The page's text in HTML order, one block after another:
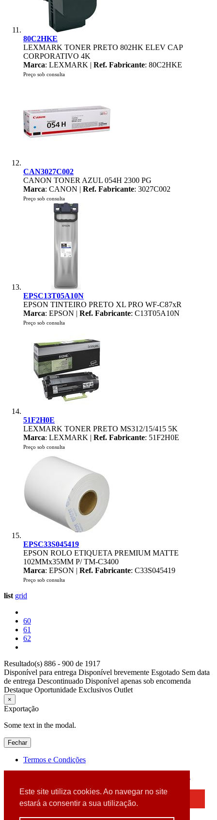
Este site utiliza cookies. Ao navegar no site
estará a consentir a sua utilização.
80C2HKE
LEXMARK TONER PRETO 802HK ELEV CAP
CORPORATIVO 4K
Marca: LEXMARK | Ref. Fabricante: 80C2HKE
Preço sob consulta
CAN3027C002
CANON TONER AZUL 054H 2300 PG
Marca: CANON | Ref. Fabricante: 3027C002
Preço sob consulta
EPSC13T05A10N
EPSON TINTEIRO PRETO XL PRO WF-C87xR
Marca: EPSON | Ref. Fabricante: C13T05A10N
Preço sob consulta
51F2H0E
LEXMARK TONER PRETO MS312/15/415 5K
Marca: LEXMARK | Ref. Fabricante: 51F2H0E
Preço sob consulta
EPSC33S045419
EPSON ROLO ETIQUETA PREMIUM MATTE
102MMx35MM P/ TM-C3400
Marca: EPSON | Ref. Fabricante: C33S045419
Preço sob consulta
list grid
60
61
62
Resultado(s) 886 - 900 de 1917
Disponível para entrega Disponível brevemente Esgotado Sem data
de entrega Descontinuado Disponível apenas sob encomenda
Destaque Oportunidade Exclusivos Outlet
×
Exportação
Some text in the modal.
Fechar
Termos e Condições
Detectamos que está a usar um browser desatualizado